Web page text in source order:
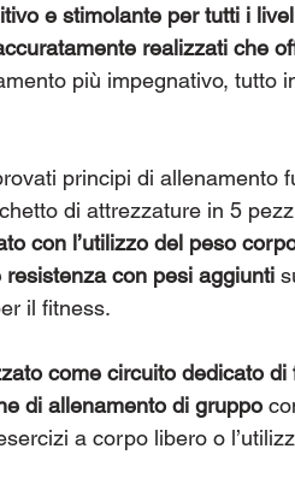
e stimolante per tutti i
realizzati che
più impegnativo, tutto
principi di allenamento
di attrezzature in 5
con l’utilizzo del peso
con pesi aggiunti
il fitness.
come circuito dedicato di
di allenamento di gruppo
a corpo libero o